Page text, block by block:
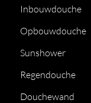
Inbouwdouche
Opbouwdouche
Sunshower
Regendouche
Douchewand